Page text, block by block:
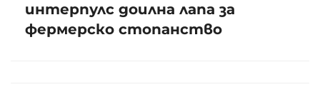
интерпулс доилна лапа за
фермерско стопанство